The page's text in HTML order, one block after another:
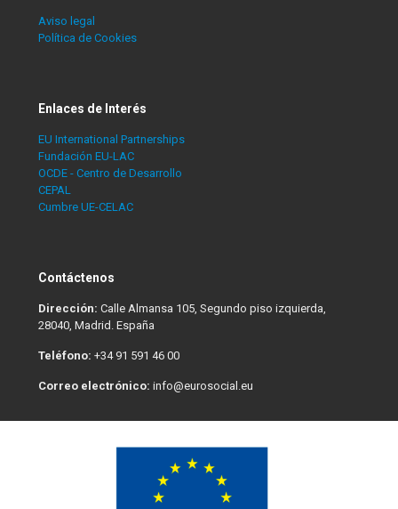
Aviso legal
Política de Cookies
Enlaces de Interés
EU International Partnerships
Fundación EU-LAC
OCDE - Centro de Desarrollo
CEPAL
Cumbre UE-CELAC
Contáctenos
Dirección: Calle Almansa 105, Segundo piso izquierda,
28040, Madrid. España
Teléfono: +34 91 591 46 00
Correo electrónico: info@eurosocial.eu